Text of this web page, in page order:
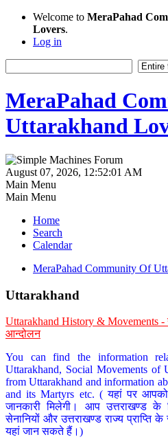
Welcome to MeraPahad
Lovers.
Log in
MeraPahad
Uttarakhand
August 07, 2026, 12:52:01 AM
Main Menu
Main Menu
Home
Search
Calendar
MeraPahad Community Of
Uttarakhand
Uttarakhand History & Movements -
आन्दोलन
You can find the information
Uttarakhand, Social Movements of
from Uttarakhand and information
and its Martyrs etc. ( यहां पर
जानकारी मिलेगी। आप उत्तराखण्ड के
सेनानियों और उत्तराखण्ड राज्य प्राप्ति
यहां जान सकते हैं।)